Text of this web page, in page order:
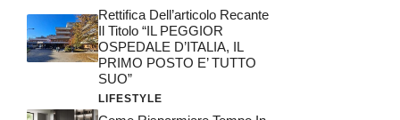
Rettifica Dell’articolo Recante
Il Titolo “IL PEGGIOR
OSPEDALE D’ITALIA, IL
PRIMO POSTO E’ TUTTO
SUO”
LIFESTYLE